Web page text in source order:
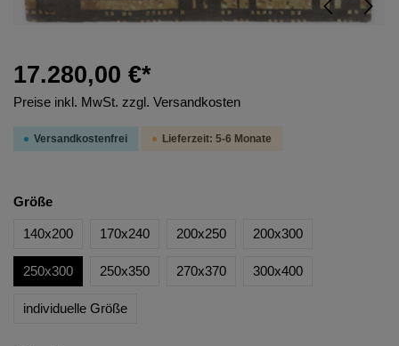
17.280,00 €*
Preise inkl. MwSt. zzgl. Versandkosten
Versandkostenfrei Lieferzeit: 5-6 Monate
Größe
140x200 170x240 200x250 200x300
250x300 250x350 270x370 300x400
individuelle Größe